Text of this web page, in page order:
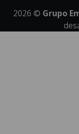
2026 © Grupo